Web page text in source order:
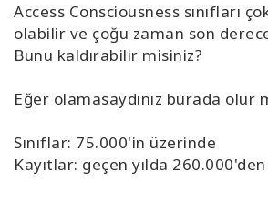
Access Consciousness sınıfları
olabilir ve çoğu zaman son
Bunu kaldırabilir misiniz?
Eğer olamasaydınız burada olur
Sınıflar: 75.000'in üzerinde
Kayıtlar: geçen yılda